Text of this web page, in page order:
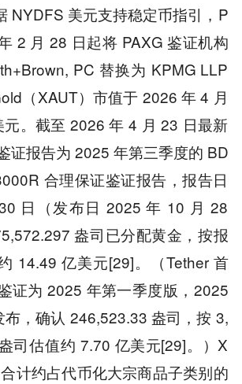
NYDFS 美元支持稳定币指引，P
2 月 28 日起将 PAXG 鉴证机构
PC 替换为 KPMG LLP
（XAUT）市值于 2026 年 4 月
。截至 2026 年 4 月 23 日最新
证报告为 2025 年第三季度的 BD
合理保证鉴证报告，报告日
日（发布日 2025 年 10 月 28
盎司已分配黄金，按报
14.49 亿美元[29]。（Tether 首
证为 2025 年第一季度版，2025
，确认 246,523.33 盎司，按 3,
司估值约 7.70 亿美元[29]。）X
计约占代币化大宗商品子类别的